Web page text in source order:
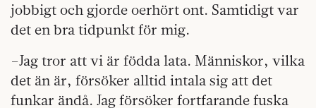
jobbigt och gjorde oerhört ont. Samtidigt var
det en bra tidpunkt för mig.
–Jag tror att vi är födda lata. Människor, vilka
det än är, försöker alltid intala sig att det
funkar ändå. Jag försöker fortfarande fuska